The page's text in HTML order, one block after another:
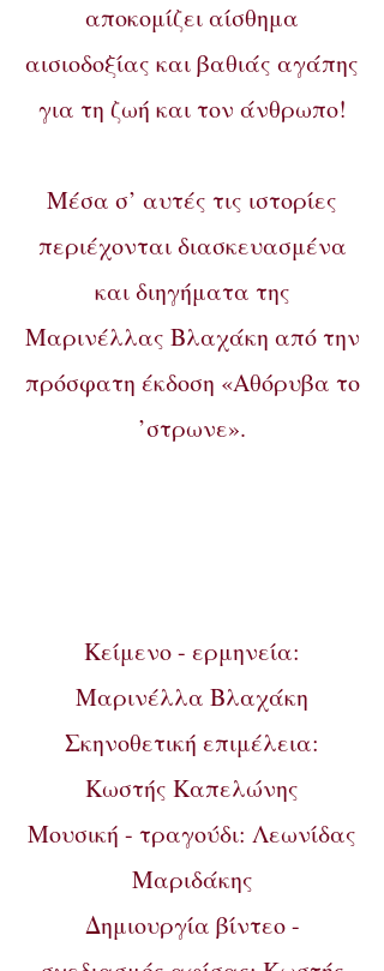
αποκομίζει αίσθημα
αισιοδοξίας και βαθιάς αγάπης
για τη ζωή και τον άνθρωπο!
Μέσα σ’ αυτές τις ιστορίες
περιέχονται διασκευασμένα
και διηγήματα της
Μαρινέλλας Βλαχάκη από την
πρόσφατη έκδοση «Αθόρυβα το
’στρωνε».
Κείμενο - ερμηνεία:
Μαρινέλλα Βλαχάκη
Σκηνοθετική επιμέλεια:
Κωστής Καπελώνης
Μουσική - τραγούδι: Λεωνίδας
Μαριδάκης
Δημιουργία βίντεο -